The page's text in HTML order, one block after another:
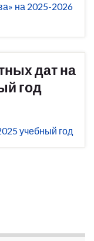
на 2025-2026
дат на
год
учебный год